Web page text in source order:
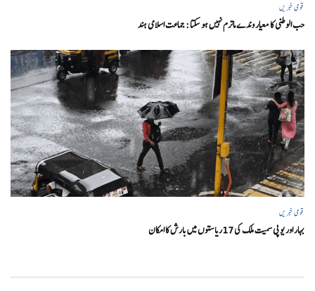
قومی خبریں
حب الوطنی کا معیار وندے ماترم نہیں ہو سکتا : جماعت اسلامی ہند
قومی خبریں
بہار اور یو پی سمیت ملک کی 17ریاستوں میں بارش کا امکان